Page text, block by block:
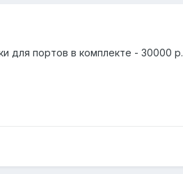
для портов в комплекте - 30000 р.